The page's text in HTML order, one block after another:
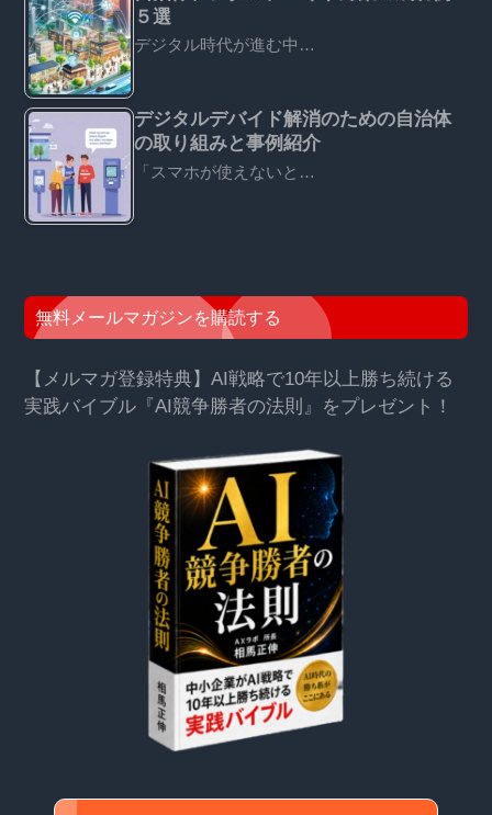
５選
デジタル時代が進む中…
デジタルデバイド解消のための自治体
の取り組みと事例紹介
「スマホが使えないと…
無料メールマガジンを購読する
【メルマガ登録特典】AI戦略で10年以上勝ち続ける
実践バイブル『AI競争勝者の法則』をプレゼント！